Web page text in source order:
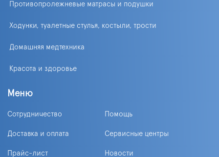
Противопролежневые матрасы и подушки
Ходунки, туалетные стулья, костыли, трости
Домашняя медтехника
Красота и здоровье
Меню
Сотрудничество Помощь
Доставка и оплата Сервисные центры
Прайс-лист Новости